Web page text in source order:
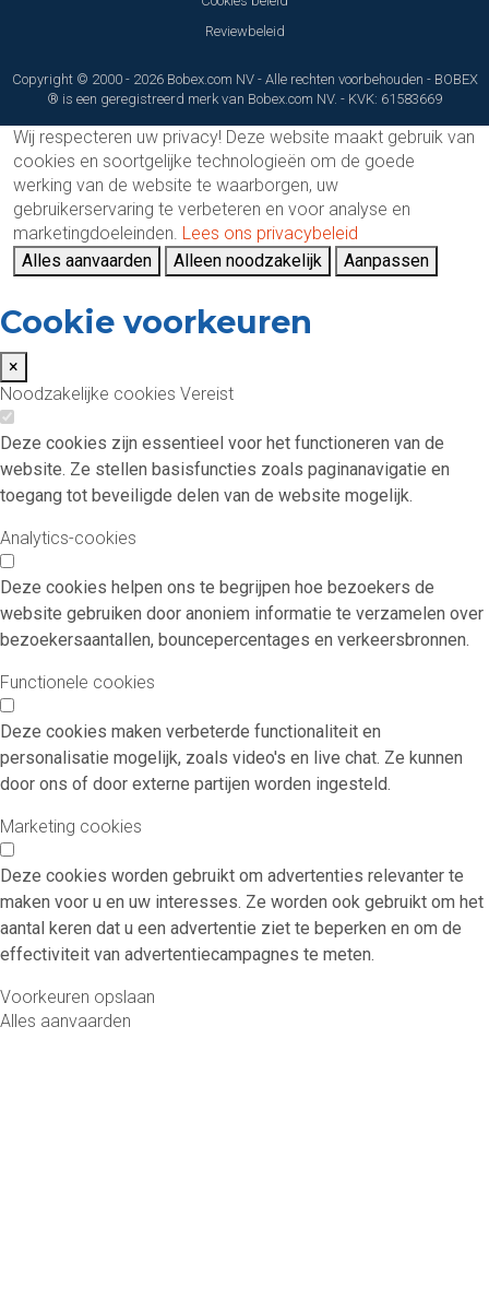
Reviewbeleid
Copyright © 2000 - 2026 Bobex.com NV - Alle rechten voorbehouden - BOBEX
® is een geregistreerd merk van Bobex.com NV. - KVK: 61583669
Wij respecteren uw privacy! Deze website maakt gebruik van
cookies en soortgelijke technologieën om de goede
werking van de website te waarborgen, uw
gebruikerservaring te verbeteren en voor analyse en
marketingdoeleinden. Lees ons privacybeleid
Alles aanvaarden
Alleen noodzakelijk Aanpassen
Cookie voorkeuren
×
Noodzakelijke cookies Vereist
Deze cookies zijn essentieel voor het functioneren van de
website. Ze stellen basisfuncties zoals paginanavigatie en
toegang tot beveiligde delen van de website mogelijk.
Analytics-cookies
Deze cookies helpen ons te begrijpen hoe bezoekers de
website gebruiken door anoniem informatie te verzamelen over
bezoekersaantallen, bouncepercentages en verkeersbronnen.
Functionele cookies
Deze cookies maken verbeterde functionaliteit en
personalisatie mogelijk, zoals video's en live chat. Ze kunnen
door ons of door externe partijen worden ingesteld.
Marketing cookies
Deze cookies worden gebruikt om advertenties relevanter te
maken voor u en uw interesses. Ze worden ook gebruikt om het
aantal keren dat u een advertentie ziet te beperken en om de
effectiviteit van advertentiecampagnes te meten.
Voorkeuren opslaan
Alles aanvaarden